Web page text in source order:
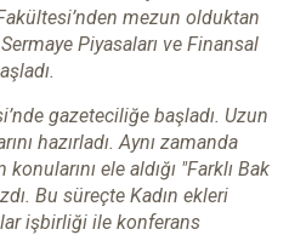
mezun olduktan
Piyasaları ve Finansal
gazeteciliğe başladı. Uzun
hazırladı. Aynı zamanda
ele aldığı "Farklı Bak
Bu süreçte Kadın ekleri
işbirliği ile konferans